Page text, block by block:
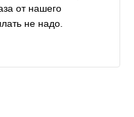
от нашего
не надо.